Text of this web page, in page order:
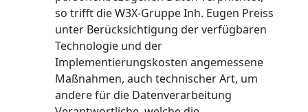
so trifft die W3X-Gruppe Inh. Eugen Preiss
unter Berücksichtigung der verfügbaren
Technologie und der
Implementierungskosten angemessene
Maßnahmen, auch technischer Art, um
andere für die Datenverarbeitung